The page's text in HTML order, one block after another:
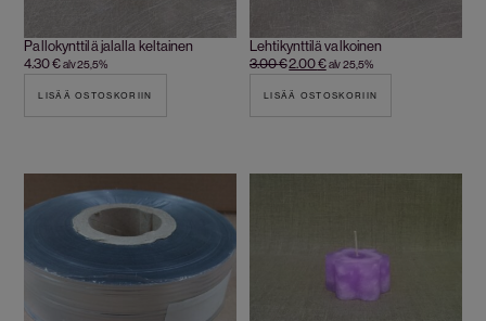
Pallokynttilä jalalla keltainen
4.30€alv 25,5%
LISÄÄ OSTOSKORIIN
Lehtikynttilä valkoinen
3.00€2.00€alv 25,5%
LISÄÄ OSTOSKORIIN